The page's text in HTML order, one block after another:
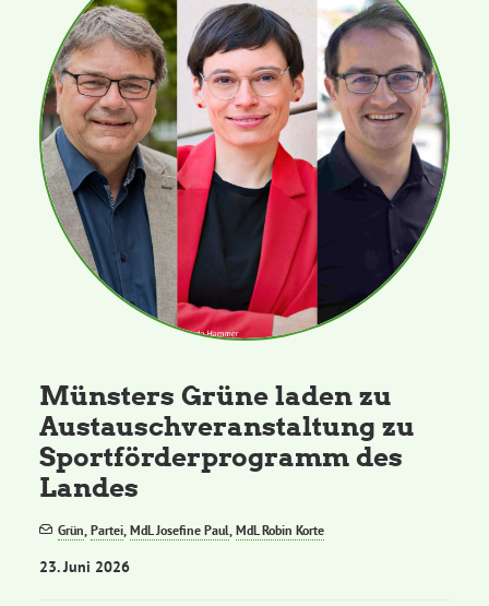
Münsters Grüne laden zu
Austauschveranstaltung zu
Sportförderprogramm des
Landes
Grün,Partei,MdL Josefine Paul,MdL Robin Korte
23. Juni 2026